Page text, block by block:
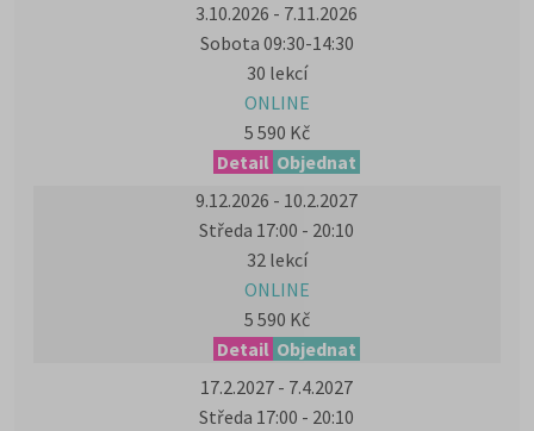
3.10.2026 - 7.11.2026
Sobota 09:30-14:30
30 lekcí
ONLINE
5 590 Kč
Detail Objednat
9.12.2026 - 10.2.2027
Středa 17:00 - 20:10
32 lekcí
ONLINE
5 590 Kč
Detail Objednat
17.2.2027 - 7.4.2027
Středa 17:00 - 20:10